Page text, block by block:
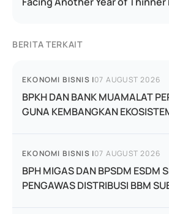
BERITA TERKAIT
EKONOMI BISNIS |07 AUGUST 2026
BPKH DAN BANK MUAMALAT
GUNA KEMBANGKAN
EKONOMI BISNIS |07 AUGUST 2026
BPH MIGAS DAN BPSDM ESDM
PENGAWAS DISTRIBUSI BBM